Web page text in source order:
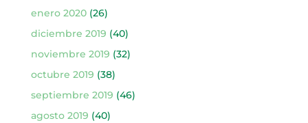
enero 2020(26)
diciembre 2019 (40)
noviembre 2019 (32)
octubre 2019 (38)
septiembre 2019 (46)
agosto 2019 (40)